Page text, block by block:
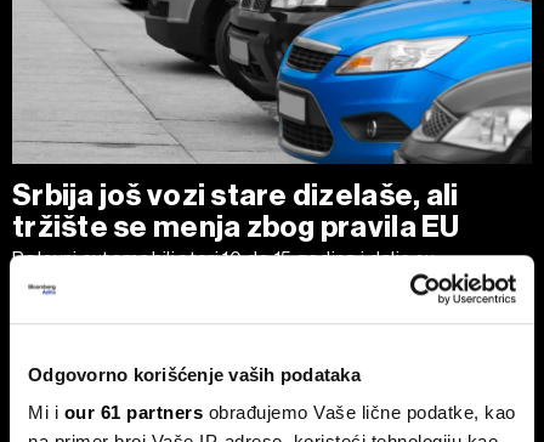
Odgovorno korišćenje vaših podataka
Mi i our 61 partners obrađujemo Vaše lične podatke, kao
Srbija još vozi stare dizelaše, ali
tržište se menja zbog pravila EU
Polovni automobili stari 10 do 15 godina i dalje su
najtraženiji izbor kupaca u Srbiji, uz dominaciju dizelaša.